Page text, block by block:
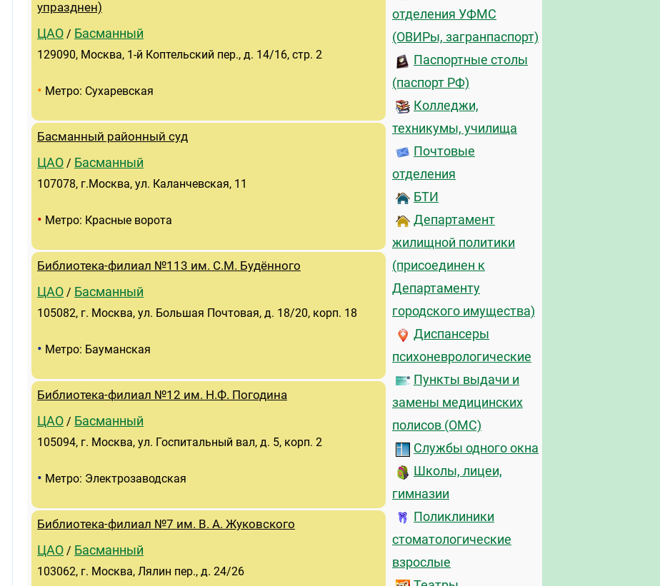
упразднен)
ЦАО / Басманный
129090, Москва, 1-й Коптельский пер., д. 14/16, стр. 2
• Метро: Сухаревская
Басманный районный суд
ЦАО / Басманный
107078, г.Москва, ул. Каланчевская, 11
• Метро: Красные ворота
Библиотека-филиал №113 им. С.М. Будённого
ЦАО / Басманный
105082, г. Москва, ул. Большая Почтовая, д. 18/20, корп. 18
• Метро: Бауманская
Библиотека-филиал №12 им. Н.Ф. Погодина
ЦАО / Басманный
105094, г. Москва, ул. Госпитальный вал, д. 5, корп. 2
• Метро: Электрозаводская
Библиотека-филиал №7 им. В. А. Жуковского
ЦАО / Басманный
103062, г. Москва, Лялин пер., д. 24/26
отделения УФМС
(ОВИРы, загранпаспорт)
Паспортные столы
(паспорт РФ)
Колледжи,
техникумы, училища
Почтовые
отделения
БТИ
Департамент
жилищной политики
(присоединен к
Департаменту
городского имущества)
Диспансеры
психоневрологические
Пункты выдачи и
замены медицинских
полисов (ОМС)
Службы одного окна
Школы, лицеи,
гимназии
Поликлиники
стоматологические
взрослые